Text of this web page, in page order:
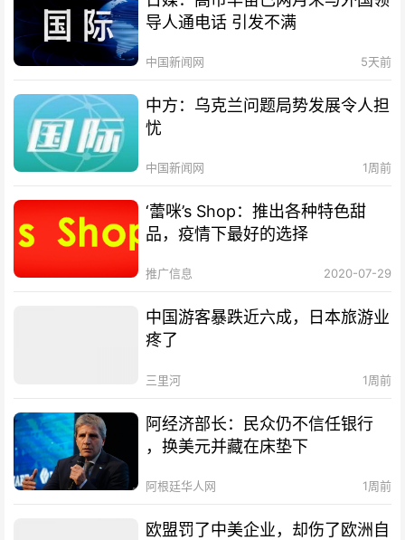
导人通电话 引发不满
中国新闻网 5天前
中方：乌克兰问题局势发展令人担
忧
中国新闻网 1周前
‘蕾咪’s Shop：推出各种特色甜
品，疫情下最好的选择
推广信息 2020-07-29
中国游客暴跌近六成，日本旅游业
疼了
三里河 1周前
阿经济部长：民众仍不信任银行
，换美元并藏在床垫下
阿根廷华人网 1周前
欧盟罚了中美企业，却伤了欧洲自